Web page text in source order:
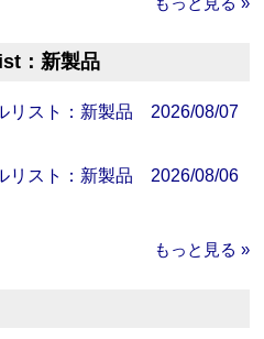
：新製品
リスト：新製品 2026/08/07
リスト：新製品 2026/08/06
もっと見る »